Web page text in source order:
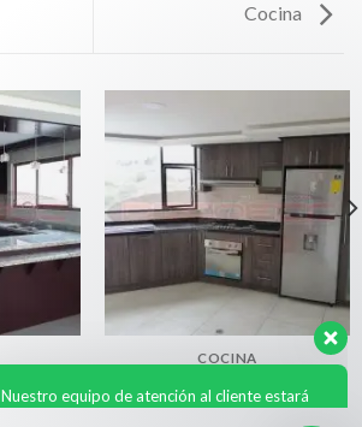
Cocina
COCINA
Nuestro equipo de atención al cliente estará
gustoso de responderte.
Atención
Asesor 1
Disponible
Disponible